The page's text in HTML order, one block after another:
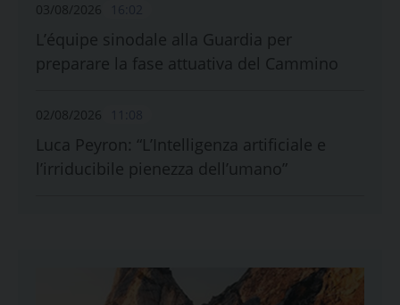
03/08/2026
L’équipe sinodale alla Guardia per
preparare la fase attuativa del Cammino
02/08/2026
Luca Peyron: “L’Intelligenza artificiale e
l’irriducibile pienezza dell’umano”